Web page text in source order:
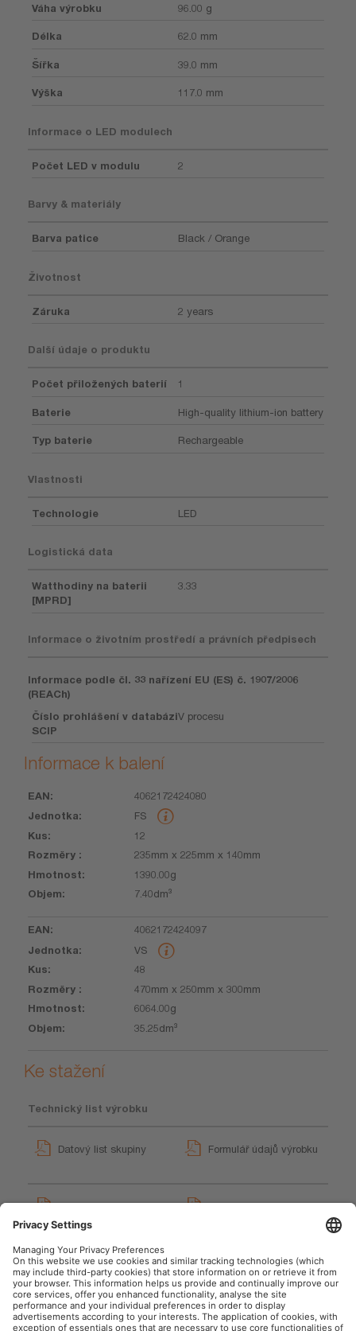
Váha výrobku 96.00 g
Délka 62.0 mm
Šířka 39.0 mm
Výška 117.0 mm
Informace o LED modulech
Počet LED v modulu 2
Barvy & materiály
Barva patice Black / Orange
Životnost
Záruka 2 years
Další údaje o produktu
Počet přiložených baterií 1
Baterie High-quality lithium-ion battery
Typ baterie Rechargeable
Vlastnosti
Technologie LED
Logistická data
Watthodiny na baterii
[MPRD]
3.33
Informace o životním prostředí a právních předpisech
Informace podle čl. 33 nařízení EU (ES) č. 1907/2006
(REACh)
Číslo prohlášení v databázi
SCIP
V procesu
Informace k balení
EAN Kus Rozměry
4062172424080
FS
12
235mm x 225mm x 140mm
1390.00g
7.40dm³
4062172424097
VS
48
470mm x 250mm x 300mm
6064.00g
35.25dm³
Ke stažení
Technický list výrobku
Datový list skupiny Formulář údajů výrobku
GPRS_Pokyny k
bezpečnostním symbolům
User instruction
Operating instructions
LEDIL435ESN LEDinspect